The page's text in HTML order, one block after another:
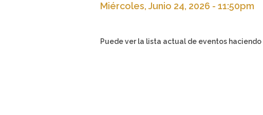
Miércoles, Junio 24, 2026 - 11:50pm
Puede ver la lista actual de eventos haciendo